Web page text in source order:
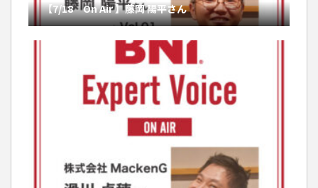
【7/18 On Air 】藤岡 陽平さん